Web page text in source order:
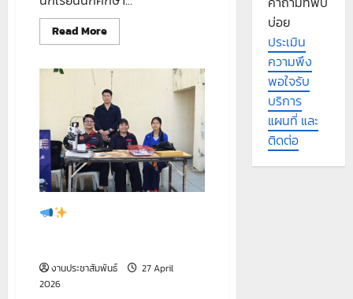
Read MoreRead
more
พัฒนา
ทักษะ
สมรรถนะ
วิชาชีพ
กำลัง
คน
(Up-
skill
/
Re-
skill)
อย่าง
งานประชาสัมพันธ์
27 April
2026
บ่อย
ประเมิน
ความพึง
พอใจรับ
บริการ
แผนที่ และ
ติดต่อ